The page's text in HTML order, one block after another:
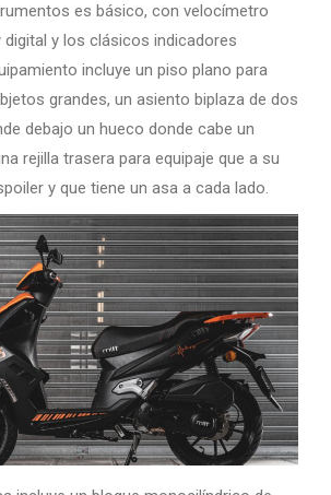
es básico, con velocímetro
digital y los clásicos indicadores
incluye un piso plano para
grandes, un asiento biplaza de dos
debajo un hueco donde cabe un
rejilla trasera para equipaje que a su
y que tiene un asa a cada lado.